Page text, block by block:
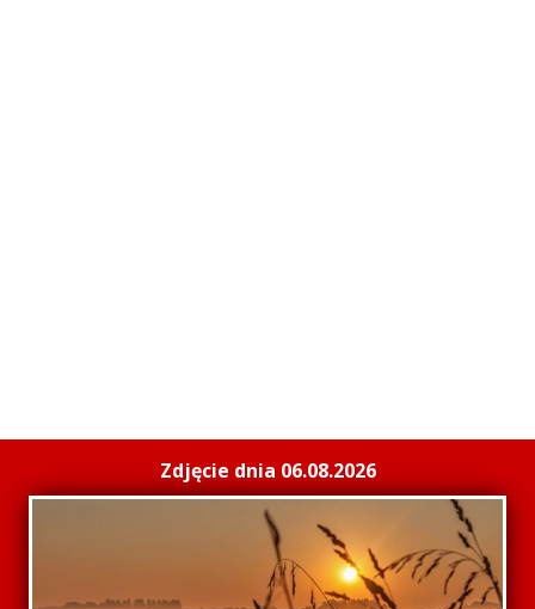
Zdjęcie dnia 06.08.2026